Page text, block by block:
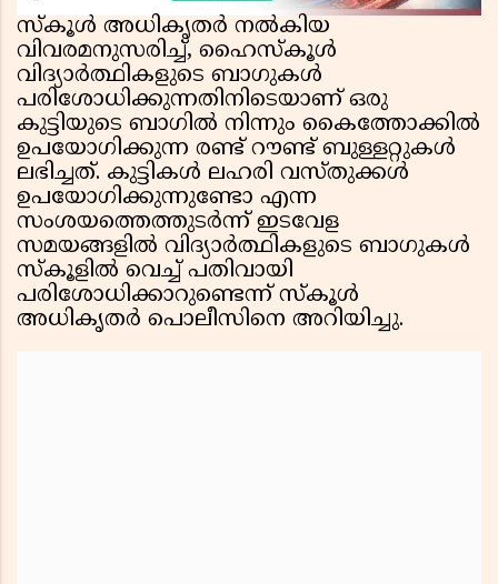
സ്കൂൾ അധികൃതർ നൽകിയ
വിവരമനുസരിച്ച്, ഹൈസ്കൂൾ
വിദ്യാർത്ഥികളുടെ ബാഗുകൾ
പരിശോധിക്കുന്നതിനിടെയാണ് ഒരു
കുട്ടിയുടെ ബാഗിൽ നിന്നും കൈത്തോക്കിൽ
ഉപയോഗിക്കുന്ന രണ്ട് റൗണ്ട് ബുള്ളറ്റുകൾ
ലഭിച്ചത്. കുട്ടികൾ ലഹരി വസ്തുക്കൾ
ഉപയോഗിക്കുന്നുണ്ടോ എന്ന
സംശയത്തെത്തുടർന്ന് ഇടവേള
സമയങ്ങളിൽ വിദ്യാർത്ഥികളുടെ ബാഗുകൾ
സ്കൂളിൽ വെച്ച് പതിവായി
പരിശോധിക്കാറുണ്ടെന്ന് സ്കൂൾ
അധികൃതർ പൊലീസിനെ അറിയിച്ചു.